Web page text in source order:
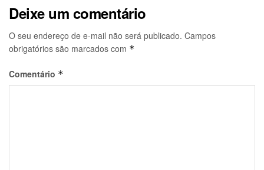
Deixe um comentário
O seu endereço de e-mail não será publicado. Campos
obrigatórios são marcados com *
Comentário *